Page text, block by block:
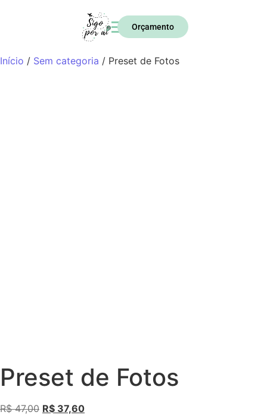
Orçamento
Início / Sem categoria / Preset de Fotos
Preset de Fotos
R$47,00 R$ 37,60